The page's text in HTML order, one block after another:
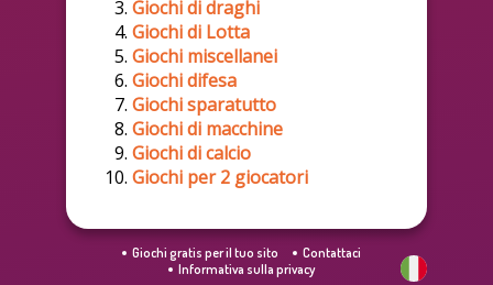
Giochi di draghi
Giochi di Lotta
Giochi miscellanei
Giochi difesa
Giochi sparatutto
Giochi di macchine
Giochi di calcio
Giochi per 2 giocatori
Giochi gratis per il tuo sito
Contattaci
Informativa sulla privacy